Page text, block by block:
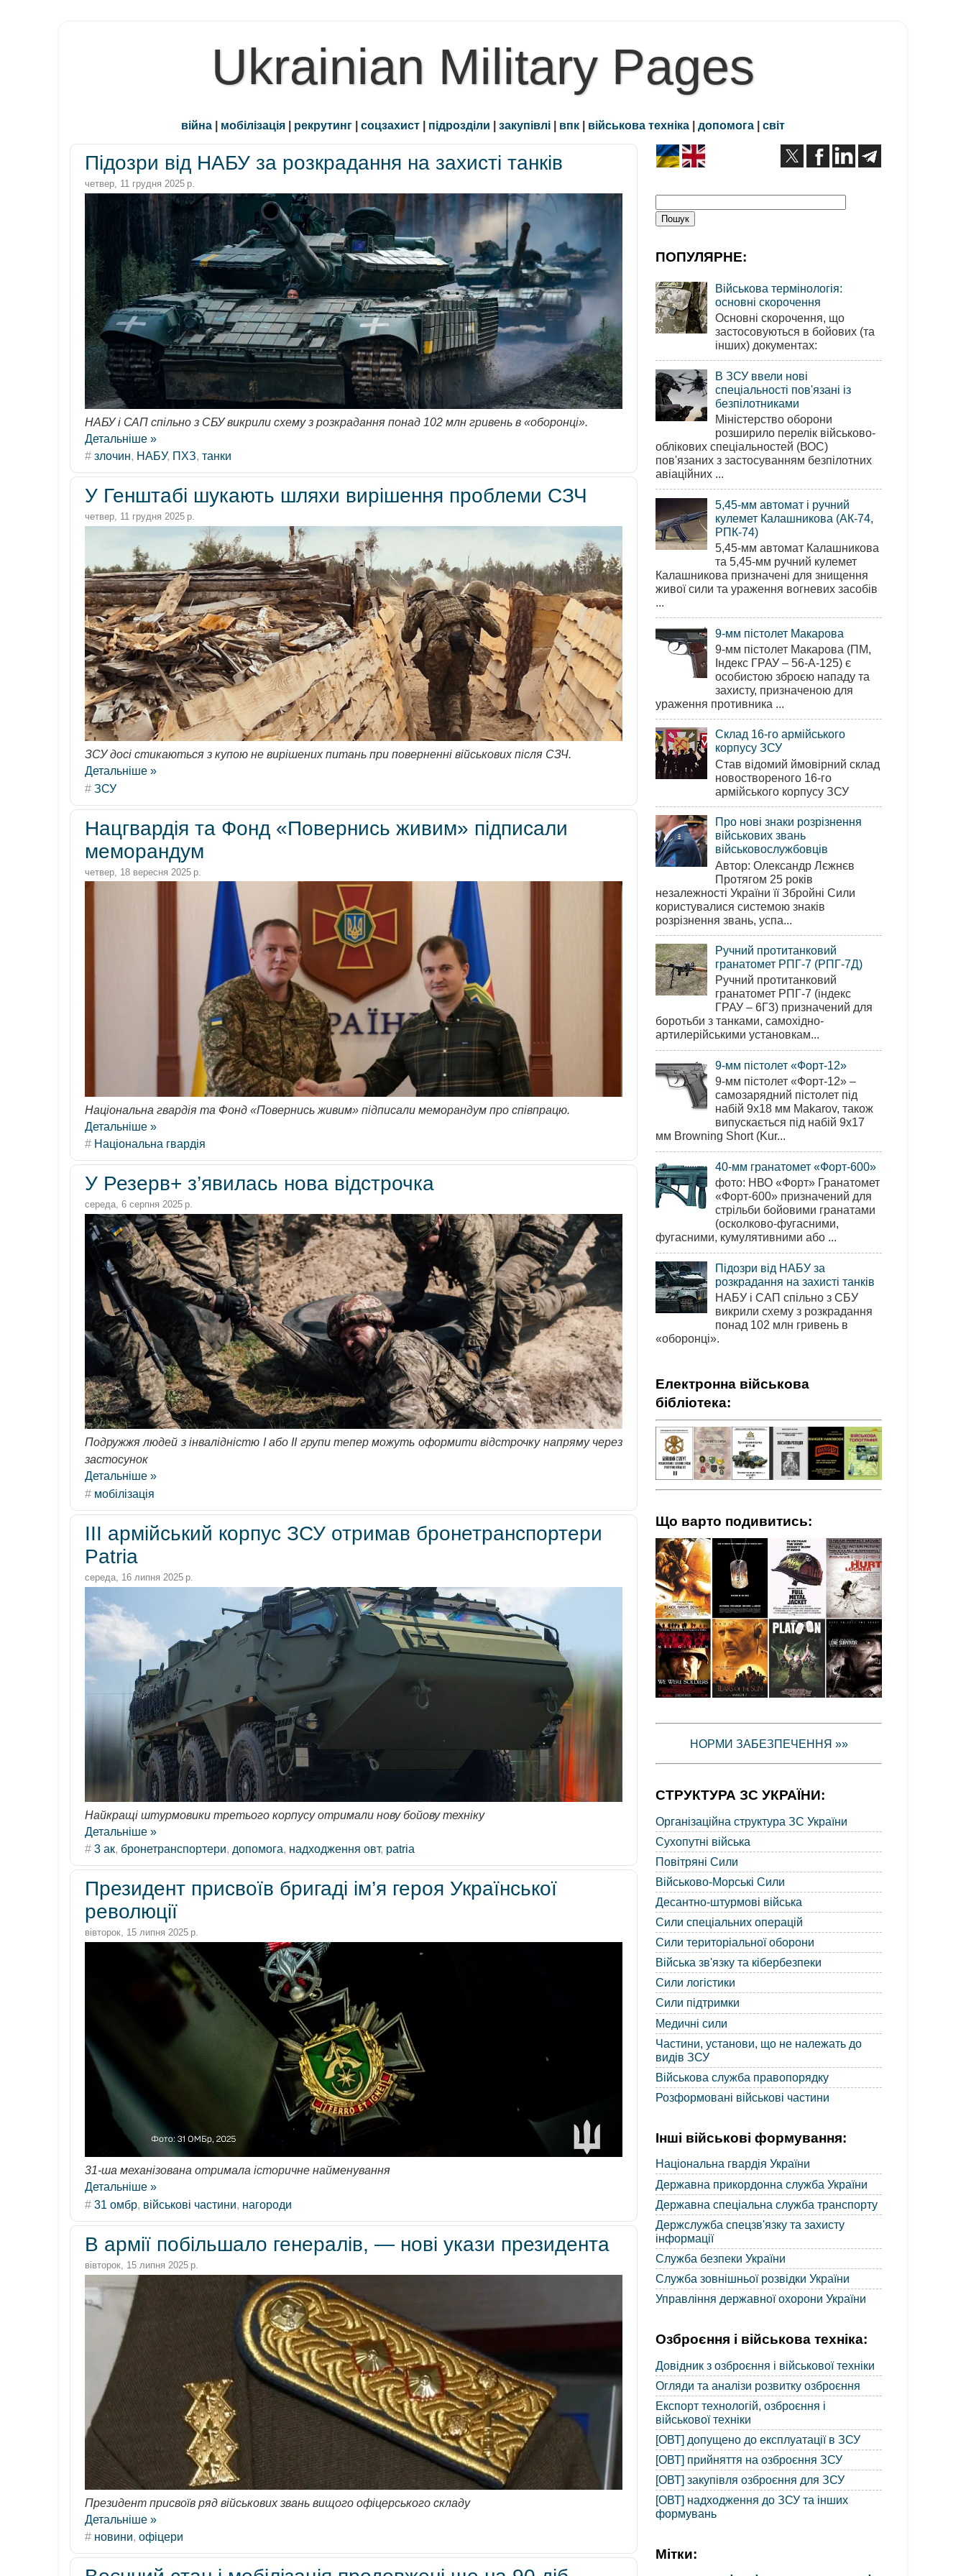
Ukrainian Military Pages
війна | мобілізація | рекрутинг | соцзахист | підрозділи | закупівлі | впк | військова техніка | допомога | світ
Підозри від НАБУ за розкрадання на захисті танків
четвер, 11 грудня 2025 р.
НАБУ і САП спільно з СБУ викрили схему з розкрадання понад 102 млн гривень в «оборонці».
Детальніше »
# злочин, НАБУ, ПХЗ, танки
У Генштабі шукають шляхи вирішення проблеми СЗЧ
четвер, 11 грудня 2025 р.
ЗСУ досі стикаються з купою не вирішених питань при поверненні військових після СЗЧ.
Детальніше »
# ЗСУ
Нацгвардія та Фонд «Повернись живим» підписали
меморандум
четвер, 18 вересня 2025 р.
Національна гвардія та Фонд «Повернись живим» підписали меморандум про співпрацю.
Детальніше »
# Національна гвардія
У Резерв+ з’явилась нова відстрочка
середа, 6 серпня 2025 р.
Подружжя людей з інвалідністю І або ІІ групи тепер можуть оформити відстрочку напряму через
застосунок
Детальніше »
# мобілізація
III армійський корпус ЗСУ отримав бронетранспортери
Patria
середа, 16 липня 2025 р.
Найкращі штурмовики третього корпусу отримали нову бойову техніку
Детальніше »
# 3 ак, бронетранспортери, допомога, надходження овт, patria
Президент присвоїв бригаді ім’я героя Української
революції
вівторок, 15 липня 2025 р.
31-ша механізована отримала історичне найменування
Детальніше »
# 31 омбр, військові частини, нагороди
В армії побільшало генералів, — нові укази президента
вівторок, 15 липня 2025 р.
Президент присвоїв ряд військових звань вищого офіцерського складу
Детальніше »
# новини, офіцери
ПОПУЛЯРНЕ:
Військова термінологія:
основні скорочення
Основні скорочення, що
застосовуються в бойових (та
інших) документах:
В ЗСУ ввели нові
спеціальності пов'язані із
безпілотниками
Міністерство оборони
розширило перелік військово-
облікових спеціальностей (ВОС)
пов'язаних з застосуванням безпілотних
авіаційних ...
5,45-мм автомат і ручний
кулемет Калашникова (АК-74,
РПК-74)
5,45-мм автомат Калашникова
та 5,45-мм ручний кулемет
Калашникова призначені для знищення
живої сили та ураження вогневих засобів
...
9-мм пістолет Макарова
9-мм пістолет Макарова (ПМ,
Індекс ГРАУ – 56-А-125) є
особистою зброєю нападу та
захисту, призначеною для
ураження противника ...
Склад 16-го армійського
корпусу ЗСУ
Став відомий ймовірний склад
новоствореного 16-го
армійського корпусу ЗСУ
Про нові знаки розрізнення
військових звань
військовослужбовців
Автор: Олександр Лєжнєв
Протягом 25 років
незалежності України її Збройні Сили
користувалися системою знаків
розрізнення звань, успа...
Ручний протитанковий
гранатомет РПГ-7 (РПГ-7Д)
Ручний протитанковий
гранатомет РПГ-7 (індекс
ГРАУ – 6Г3) призначений для
боротьби з танками, самохідно-
артилерійськими установкам...
9-мм пістолет «Форт-12»
9-мм пістолет «Форт-12» –
самозарядний пістолет під
набій 9х18 мм Makarov, також
випускається під набій 9х17
мм Browning Short (Kur...
40-мм гранатомет «Форт-600»
фото: НВО «Форт» Гранатомет
«Форт-600» призначений для
стрільби бойовими гранатами
(осколково-фугасними,
фугасними, кумулятивними або ...
Підозри від НАБУ за
розкрадання на захисті танків
НАБУ і САП спільно з СБУ
викрили схему з розкрадання
понад 102 млн гривень в
«оборонці».
Електронна військова
бібліотека:
Що варто подивитись:
НОРМИ ЗАБЕЗПЕЧЕННЯ »»
СТРУКТУРА ЗС УКРАЇНИ:
Організаційна структура ЗС України
Сухопутні війська
Повітряні Сили
Військово-Морські Сили
Десантно-штурмові війська
Сили спеціальних операцій
Сили територіальної оборони
Війська зв'язку та кібербезпеки
Сили логістики
Сили підтримки
Медичні сили
Частини, установи, що не належать до
видів ЗСУ
Військова служба правопорядку
Розформовані військові частини
Інші військові формування:
Національна гвардія України
Державна прикордонна служба України
Державна спеціальна служба транспорту
Держслужба спецзв'язку та захисту
інформації
Служба безпеки України
Служба зовнішньої розвідки України
Управління державної охорони України
Озброєння і військова техніка:
Довідник з озброєння і військової техніки
Огляди та аналізи розвитку озброєння
Експорт технологій, озброєння і
військової техніки
[ОВТ] допущено до експлуатації в ЗСУ
[ОВТ] прийняття на озброєння ЗСУ
[ОВТ] закупівля озброєння для ЗСУ
[ОВТ] надходження до ЗСУ та інших
формувань
Мітки: